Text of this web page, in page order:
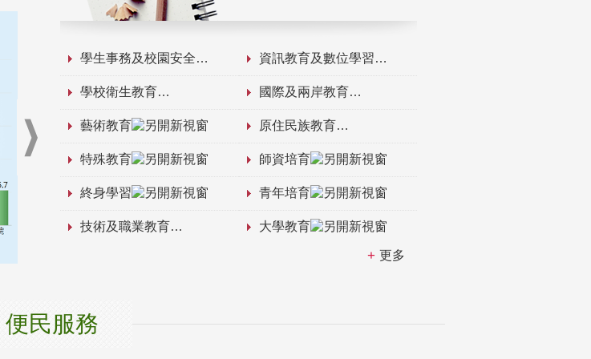
學生事務及校園安全 資訊教育及數位學習
學校衛生教育 國際及兩岸教育
藝術教育 原住民族教育
特殊教育 師資培育
終身學習 青年培育
技術及職業教育 大學教育
更多
便民服務